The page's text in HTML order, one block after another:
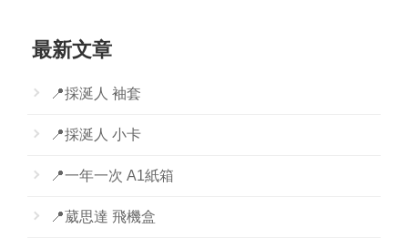
最新文章
📍採涎人 袖套
📍採涎人 小卡
📍一年一次 A1紙箱
📍葳思達 飛機盒